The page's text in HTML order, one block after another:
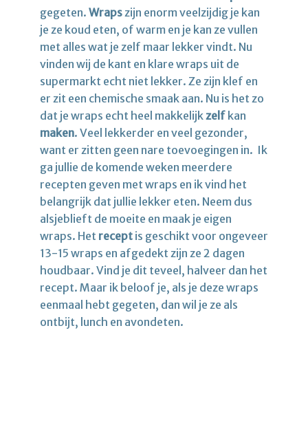
gegeten. Wrapszijn enorm veelzijdig je kan
je ze koud eten, of warm en je kan ze vullen
met alles wat je zelf maar lekker vindt. Nu
vinden wij de kant en klare wraps uit de
supermarkt echt niet lekker. Ze zijn klef en
er zit een chemische smaak aan. Nu is het zo
dat je wraps echt heel makkelijkzelf kan
maken. Veel lekkerder en veel gezonder,
want er zitten geen nare toevoegingen in. Ik
ga jullie de komende weken meerdere
recepten geven met wraps en ik vind het
belangrijk dat jullie lekker eten. Neem dus
alsjeblieft de moeite en maak je eigen
wraps. Het recept is geschikt voor ongeveer
13-15 wraps en afgedekt zijn ze 2 dagen
houdbaar. Vind je dit teveel, halveer dan het
recept. Maar ik beloof je, als je deze wraps
eenmaal hebt gegeten, dan wil je ze als
ontbijt, lunch en avondeten.